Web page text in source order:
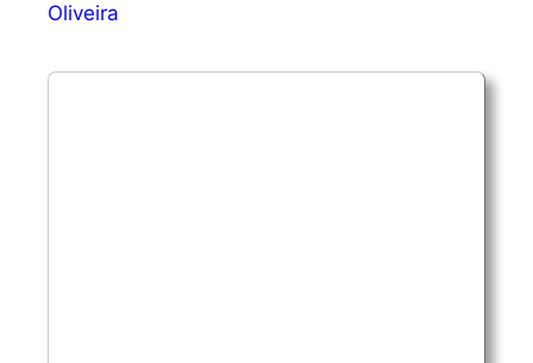
Oliveira